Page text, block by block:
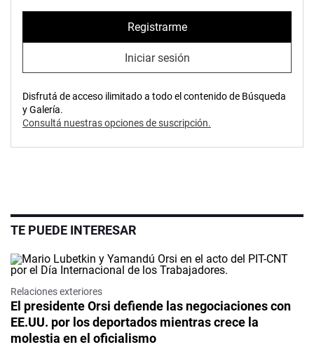
Registrarme
Iniciar sesión
Disfrutá de acceso ilimitado a todo el contenido de Búsqueda
y Galería.
Consultá nuestras opciones de suscripción.
TE PUEDE INTERESAR
Relaciones exteriores
El presidente Orsi defiende las negociaciones con
EE.UU. por los deportados mientras crece la
molestia en el oficialismo